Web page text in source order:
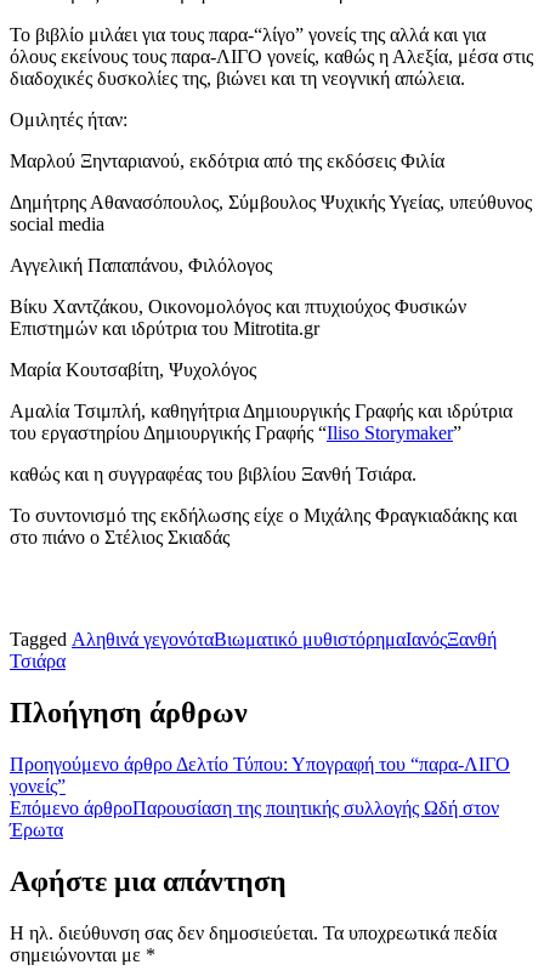
Το βιβλίο μιλάει για τους παρα-“λίγο” γονείς της αλλά και για
όλους εκείνους τους παρα-ΛΙΓΟ γονείς, καθώς η Αλεξία, μέσα στις
διαδοχικές δυσκολίες της, βιώνει και τη νεογνική απώλεια.
Ομιλητές ήταν:
Μαρλού Ξηνταριανού, εκδότρια από της εκδόσεις Φιλία
Δημήτρης Αθανασόπουλος, Σύμβουλος Ψυχικής Υγείας, υπεύθυνος
social media
Αγγελική Παπαπάνου, Φιλόλογος
Βίκυ Χαντζάκου, Οικονομολόγος και πτυχιούχος Φυσικών
Επιστημών και ιδρύτρια του Mitrotita.gr
Μαρία Κουτσαβίτη, Ψυχολόγος
Αμαλία Τσιμπλή, καθηγήτρια Δημιουργικής Γραφής και ιδρύτρια
του εργαστηρίου Δημιουργικής Γραφής “Iliso Storymaker”
καθώς και η συγγραφέας του βιβλίου Ξανθή Τσιάρα.
Το συντονισμό της εκδήλωσης είχε ο Μιχάλης Φραγκιαδάκης και
στο πιάνο ο Στέλιος Σκιαδάς
Tagged Αληθινά γεγονόταΒιωματικό μυθιστόρημαΙανόςΞανθή
Τσιάρα
Πλοήγηση άρθρων
Προηγούμενο άρθρο Δελτίο Τύπου: Υπογραφή του “παρα-ΛΙΓΟ
γονείς”
Επόμενο άρθροΠαρουσίαση της ποιητικής συλλογής Ωδή στον
Έρωτα
Αφήστε μια απάντηση
Η ηλ. διεύθυνση σας δεν δημοσιεύεται. Τα υποχρεωτικά πεδία
σημειώνονται με *